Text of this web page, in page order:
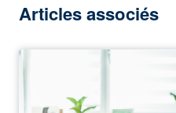
Articles associés